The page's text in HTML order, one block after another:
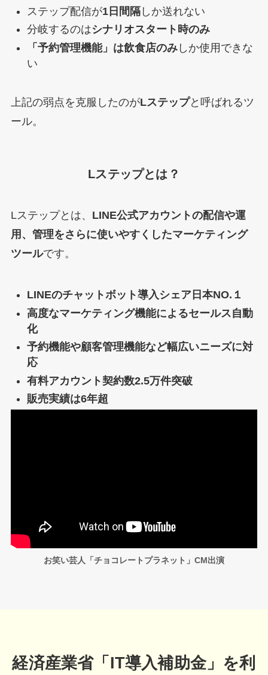
ステップ配信が1日間隔しか送れない
分岐するのはシナリオスタート時のみ
「予約管理機能」は飲食店のみしか使用できな
い
上記の弱点を克服したのがLステップと呼ばれるツ
ール。
Lステップとは？
Lステップとは、 LINE公式アカウントの配信や運
用、管理をさらに使いやすくしたマーケティング
ツールです。
LINEのチャットボット導入シェア日本NO.１
高度なマーケティング機能によるセールス自動
化
予約機能や顧客管理機能など幅広いニーズに対
応
有料アカウント契約数2.5万件突破
販売実績は6年超
お笑い芸人「チョコレートプラネット」CM出演
経済産業省「IT導入補助金」を利